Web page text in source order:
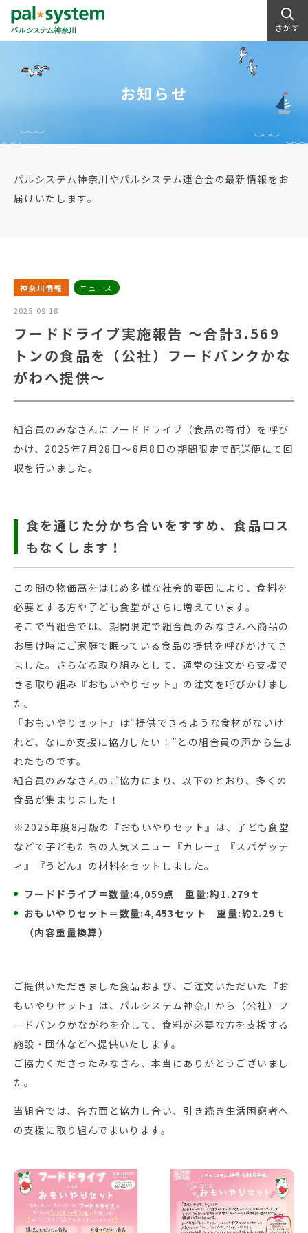
さがす
お知らせ
パルシステム神奈川やパルシステム連合会の最新情報をお
届けいたします。
神奈川情報 ニュース
2025.09.18
フードドライブ実施報告 ～合計3.569
トンの食品を（公社）フードバンクかな
がわへ提供～
組合員のみなさんにフードドライブ（食品の寄付）を呼び
かけ、2025年7月28日～8月8日の期間限定で配送便にて回
収を行いました。
食を通じた分かち合いをすすめ、食品ロス
もなくします！
この間の物価高をはじめ多様な社会的要因により、食料を
必要とする方や子ども食堂がさらに増えています。
そこで当組合では、期間限定で組合員のみなさんへ商品の
お届け時にご家庭で眠っている食品の提供を呼びかけてき
ました。さらなる取り組みとして、通常の注文から支援で
きる取り組み『おもいやりセット』の注文を呼びかけまし
た。
『おもいやりセット』は“提供できるような食材がないけ
れど、なにか支援に協力したい！”との組合員の声から生ま
れたものです。
組合員のみなさんのご協力により、以下のとおり、多くの
食品が集まりました！
※2025年度8月版の『おもいやりセット』は、子ども食堂
などで子どもたちの人気メニュー『カレー』『スパゲッテ
ィ』『うどん』の材料をセットしました。
フードドライブ＝数量:4,059点 重量:約1.279ｔ
おもいやりセット＝数量:4,453セット 重量:約2.29ｔ
（内容重量換算）
ご提供いただきました食品および、ご注文いただいた『お
もいやりセット』は、パルシステム神奈川から（公社）フ
ードバンクかながわを介して、食料が必要な方を支援する
施設・団体などへ提供いたします。
ご協力くださったみなさん、本当にありがとうございまし
た。
当組合では、各方面と協力し合い、引き続き生活困窮者へ
の支援に取り組んでまいります。